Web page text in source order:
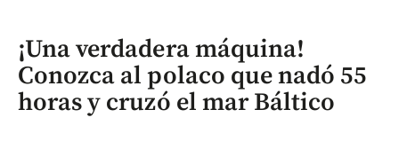
¡Una verdadera máquina!
Conozca al polaco que nadó 55
horas y cruzó el mar Báltico